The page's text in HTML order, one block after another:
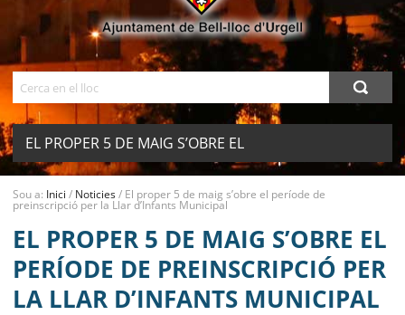
EL PROPER 5 DE MAIG S’OBRE EL
PERÍODE DE PREINSCRIPCIÓ PER LA
LLAR D’INFANTS MUNICIPAL
AJUNTAMENT
MUNICIPI
Sou a: Inici / Noticies/ El proper 5 de maig s’obre el període de
preinscripció per la Llar d’Infants Municipal
EL PROPER 5 DE MAIG S’OBRE EL
PERÍODE DE PREINSCRIPCIÓ PER
LA LLAR D’INFANTS MUNICIPAL